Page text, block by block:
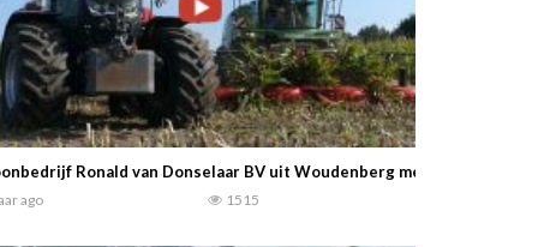
Ronald van Donselaar BV uit Woudenberg met een Fendt
ago 1515